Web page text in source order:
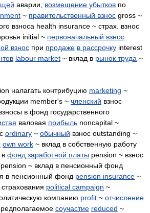
аварии, возмещение убытков по
~ правительственный взнос gross ~
взноса health insurance ~ страх. взнос
initial ~ первоначальный взнос
взнос при продаже в рассрочку interest
labour market ~ вклад в рынок труда ~
налагать контрибуцию marketing ~
member's ~ членский взнос
в фонд государственного
валовая прибыль noncapital ~
ordinary ~ обычный взнос outstanding ~
own work ~ вклад в собственную работу
в фонд заработной платы pension ~ взнос
~ вклад в пенсионный фонд
в пенсионный фонд pension insurance ~
political campaign ~
компанию profit ~ отчисление
соучастие reduced ~